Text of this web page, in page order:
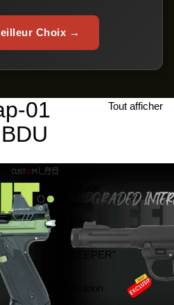
Choix →
01
Tout afficher
Interne
AAP-
01
"SLEEPER"
Précision